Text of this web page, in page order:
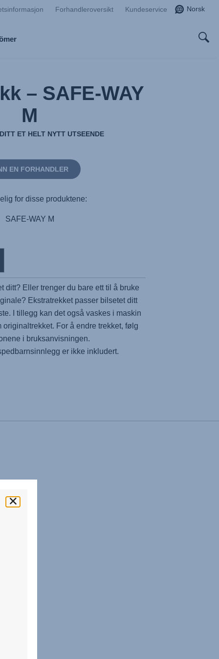
Forhandleroversikt Kundeservice Norsk
– SAFE-WAY
M
ET HELT NYTT UTSEENDE
EN FORHANDLER
for disse produktene:
SAFE-WAY M
ditt? Eller trenger du bare ett til å bruke
Ekstratrekket passer bilsetet ditt
I tillegg kan det også vaskes i maskin
originaltrekket. For å endre trekket, følg
i bruksanvisningen.
er ikke inkludert.